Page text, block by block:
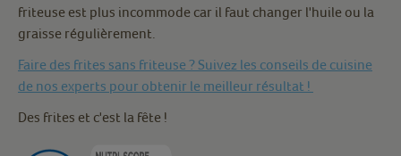
friteuse est plus incommode car il faut changer l'huile ou la
graisse régulièrement.
Faire des frites sans friteuse ? Suivez les conseils de cuisine
de nos experts pour obtenir le meilleur résultat !
Des frites et c'est la fête !